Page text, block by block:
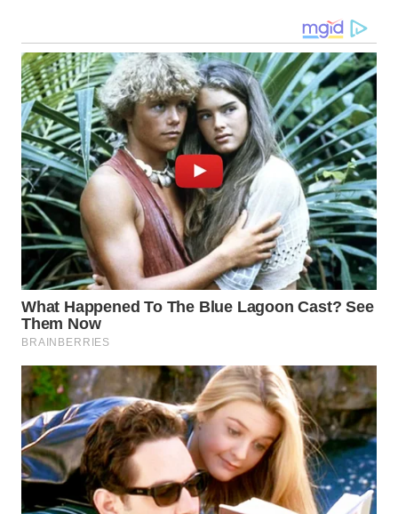
MALUKU
WN
MALUT
WN
DAIRI
WN
DANAU
TOBA
WN
NIAS
WN
LANGKAT
WN
TAPANULI
SELATAN